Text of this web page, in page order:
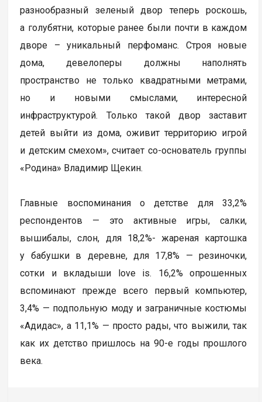
разнообразный зеленый двор теперь роскошь,
а голубятни, которые ранее были почти в каждом
дворе – уникальный перфоманс. Строя новые
дома, девелоперы должны наполнять
пространство не только квадратными метрами,
но и новыми смыслами, интересной
инфраструктурой. Только такой двор заставит
детей выйти из дома, оживит территорию игрой
и детским смехом», считает со-основатель группы
«Родина» Владимир Щекин.
Главные воспоминания о детстве для 33,2%
респондентов — это активные игры, салки,
вышибалы, слон, для 18,2%- жареная картошка
у бабушки в деревне, для 17,8% — резиночки,
сотки и вкладыши love is. 16,2% опрошенных
вспоминают прежде всего первый компьютер,
3,4% — подпольную моду и заграничные костюмы
«Адидас», а 11,1% — просто рады, что выжили, так
как их детство пришлось на 90-е годы прошлого
века.